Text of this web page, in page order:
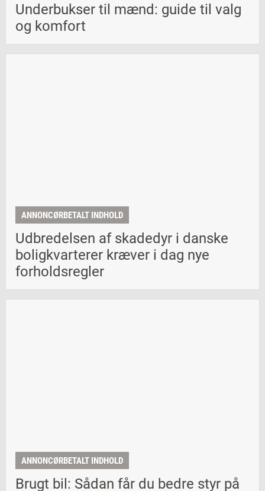
Underbukser til mænd: guide til valg
og komfort
ANNONCØRBETALT INDHOLD
Udbredelsen af skadedyr i danske
boligkvarterer kræver i dag nye
forholdsregler
ANNONCØRBETALT INDHOLD
Brugt bil: Sådan får du bedre styr på